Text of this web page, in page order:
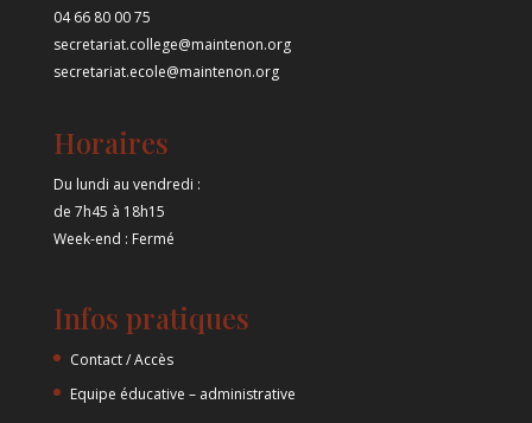
04 66 80 00 75
secretariat.college@maintenon.org
secretariat.ecole@maintenon.org
Horaires
Du lundi au vendredi :
de 7h45 à 18h15
Week-end : Fermé
Infos pratiques
Contact / Accès
Equipe éducative – administrative